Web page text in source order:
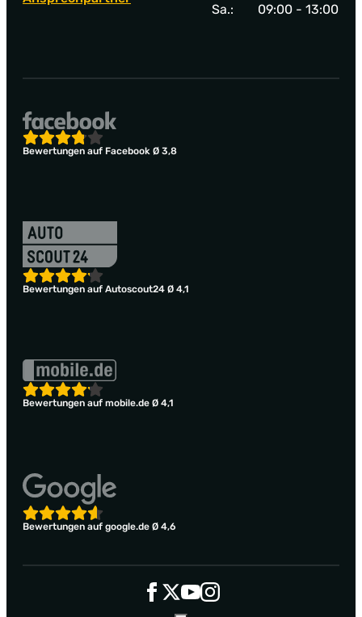
Sa.:
09:00 - 13:00
Bewertungen auf Facebook Ø 3,8
Bewertungen auf Autoscout24 Ø 4,1
Bewertungen auf mobile.de Ø 4,1
Bewertungen auf google.de Ø 4,6